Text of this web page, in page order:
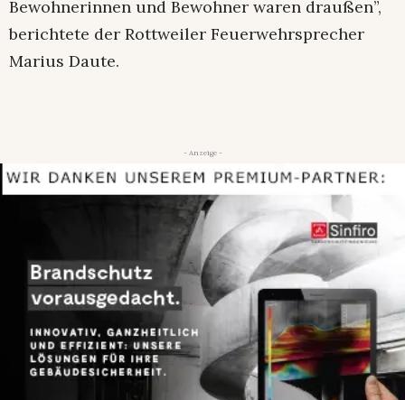
Bewohnerinnen und Bewohner waren draußen”,
berichtete der Rottweiler Feuerwehrsprecher
Marius Daute.
- Anzeige -